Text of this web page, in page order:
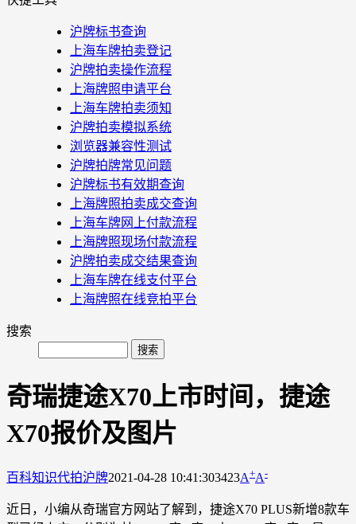
沪牌标书查询
上海车牌拍卖登记
沪牌拍卖操作流程
上海牌照申请平台
上海车牌拍卖须知
沪牌拍卖模拟系统
浏览器兼容性测试
沪牌拍牌常见问题
沪牌标书有效期查询
上海牌照拍卖成交查询
上海车牌网上付款流程
上海牌照现场付款流程
沪牌拍卖成交结果查询
上海车牌在线支付平台
上海牌照在线竞拍平台
搜索
奇瑞捷途X70上市时间，捷途
X70报价及图片
百科知识代拍沪牌2021-04-28 10:41:303423A+A-
近日，小编从奇瑞官方网站了解到，捷途X70 PLUS新增8款车